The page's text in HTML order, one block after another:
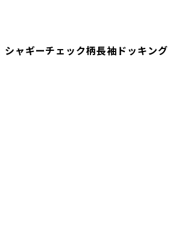
シャギーチェック柄長袖ドッキング